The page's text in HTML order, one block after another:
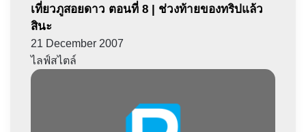
เที่ยวภูสอยดาว ตอนที่ 8 | ช่วงท้ายของทริปแล้ว
สินะ
21 December 2007
ไลฟ์สไตล์